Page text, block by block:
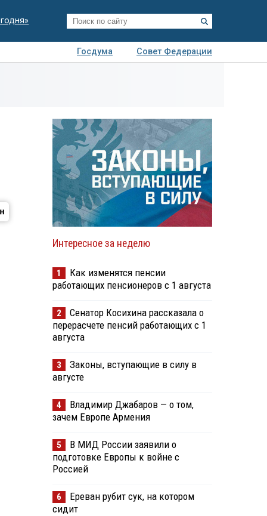
Госдума
Совет Федерации
Интересное за неделю
1
Как изменятся пенсии
работающих пенсионеров с 1 августа
2
Сенатор Косихина рассказала о
перерасчете пенсий работающих с 1
августа
3
Законы, вступающие в силу в
августе
4
Владимир Джабаров — о том,
зачем Европе Армения
5
В МИД России заявили о
подготовке Европы к войне с
Россией
6
Ереван рубит сук, на котором
сидит